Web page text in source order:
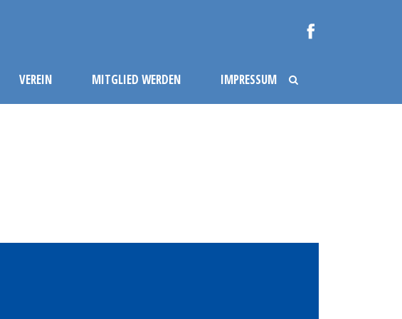
VEREIN MITGLIED WERDEN IMPRESSUM